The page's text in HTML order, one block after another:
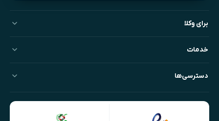
برای وکلا
خدمات
دسترسی‌ها